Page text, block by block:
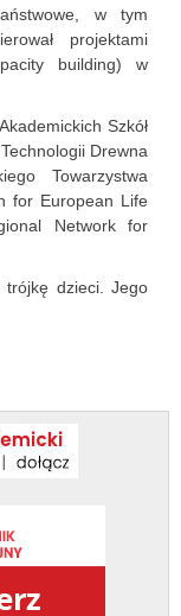
w tym
projektami
building) w
Szkół
Drewna
Towarzystwa
for European Life
Network for
trójkę dzieci. Jego